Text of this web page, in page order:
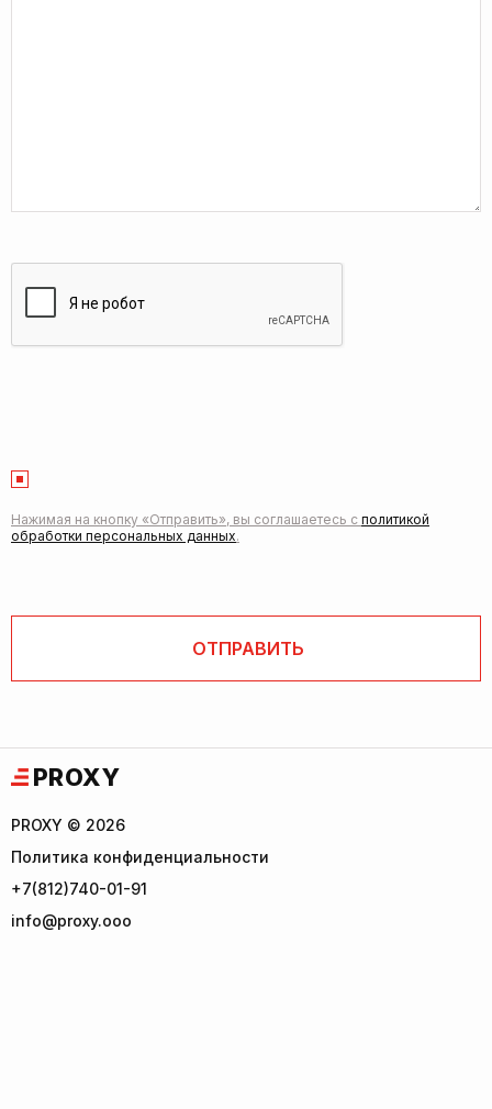
Нажимая на кнопку «Отправить», вы соглашаетесь с политикой
обработки персональных данных.
PROXY
PROXY © 2026
Политика конфиденциальности
+7(812)740-01-91
info@proxy.ooo